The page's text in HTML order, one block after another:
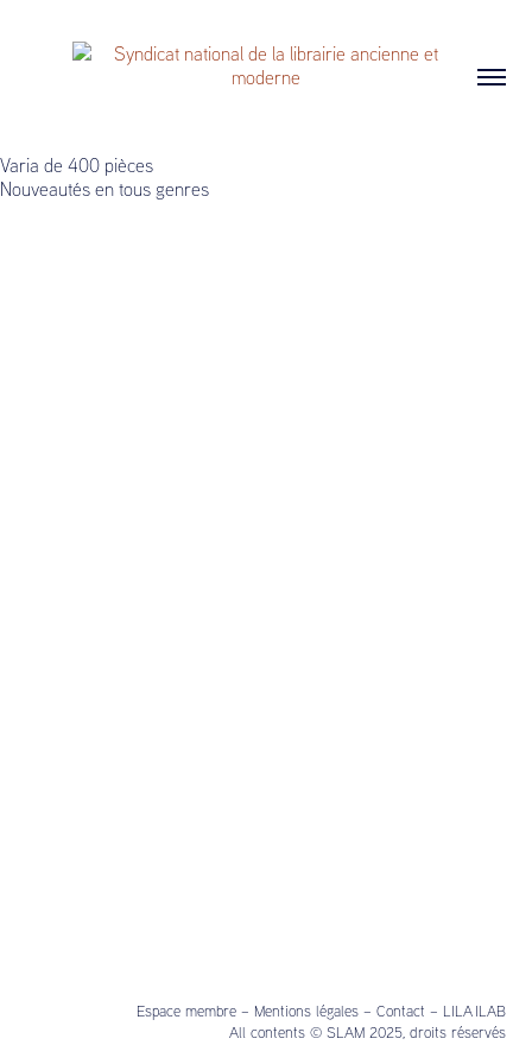
Varia de 400 pièces
Nouveautés en tous genres
Espace membre– Mentions légales– Contact – LILA ILAB
All contents © SLAM 2025, droits réservés